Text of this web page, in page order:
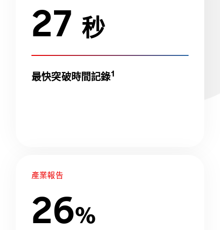
27 秒
最快突破時間記錄1
產業報告
26%